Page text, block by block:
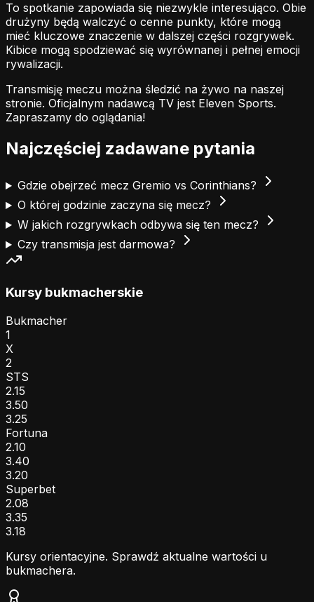
To spotkanie zapowiada się niezwykle interesująco. Obie
drużyny będą walczyć o cenne punkty, które mogą
mieć kluczowe znaczenie w dalszej części rozgrywek.
Kibice mogą spodziewać się wyrównanej i pełnej emocji
rywalizacji.
Transmisję meczu można śledzić na żywo na naszej
stronie. Oficjalnym nadawcą TV jest Eleven Sports.
Zapraszamy do oglądania!
Najczęściej zadawane pytania
Gdzie obejrzeć mecz Gremio vs Corinthians?
O której godzinie zaczyna się mecz?
W jakich rozgrywkach odbywa się ten mecz?
Czy transmisja jest darmowa?
Kursy bukmacherskie
Bukmacher
1
X
2
STS
2.15
3.50
3.25
Fortuna
2.10
3.40
3.20
Superbet
2.08
3.35
3.18
Kursy orientacyjne. Sprawdź aktualne wartości u
bukmachera.